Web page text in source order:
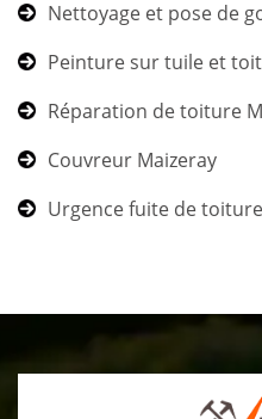
Nettoyage et pose de
Peinture sur tuile et
Réparation de toiture
Couvreur Maizeray
Urgence fuite de